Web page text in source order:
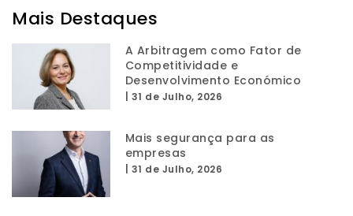
Mais Destaques
A Arbitragem como Fator de
Competitividade e
Desenvolvimento Económico
31 de Julho, 2026
Mais segurança para as
empresas
31 de Julho, 2026